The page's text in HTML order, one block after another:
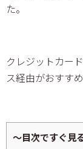
た。
クレジットカー
ス経由がおすすめ
～目次ですぐ見